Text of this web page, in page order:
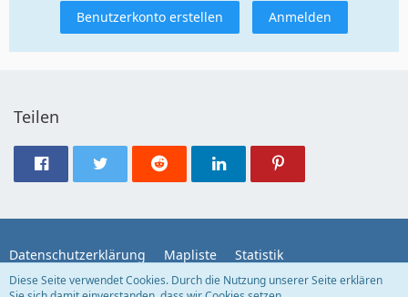
Benutzerkonto erstellen Anmelden
Teilen
Datenschutzerklärung Mapliste Statistik
Diese Seite verwendet Cookies. Durch die Nutzung unserer Seite erklären